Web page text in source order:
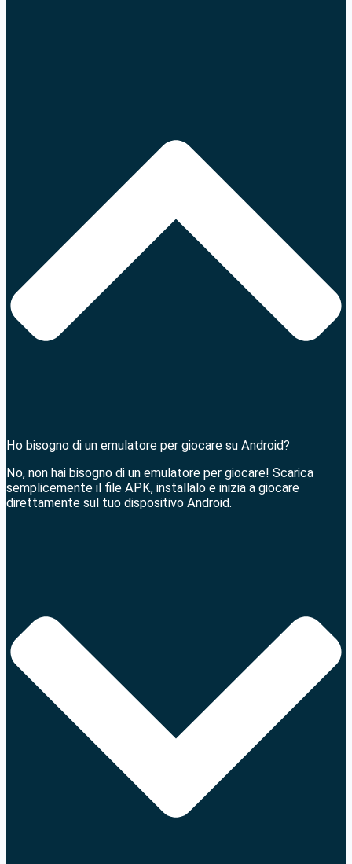
Ho bisogno di un emulatore per giocare su Android?
No, non hai bisogno di un emulatore per giocare! Scarica
semplicemente il file APK, installalo e inizia a giocare
direttamente sul tuo dispositivo Android.